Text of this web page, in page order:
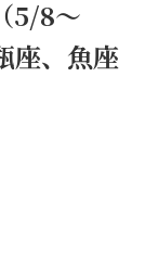
5/8～
座、魚座